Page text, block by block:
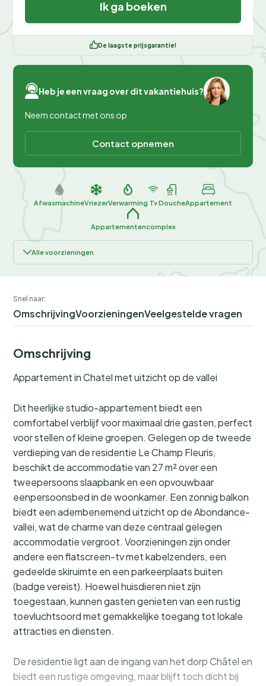
Ik ga boeken
De laagste prijsgarantie!
Heb je een vraag over dit vakantiehuis?
Neem contact met ons op
Contact opnemen
AfwasmachineVriezerVerwarming TvDoucheAppartement
Appartementencomplex
Alle voorzieningen
Snel naar:
OmschrijvingVoorzieningenVeelgestelde vragen
Omschrijving
Appartement in Chatel met uitzicht op de vallei
Dit heerlijke studio-appartement biedt een
comfortabel verblijf voor maximaal drie gasten, perfect
voor stellen of kleine groepen. Gelegen op de tweede
verdieping van de residentie Le Champ Fleuris,
beschikt de accommodatie van 27 m² over een
tweepersoons slaapbank en een opvouwbaar
eenpersoonsbed in de woonkamer. Een zonnig balkon
biedt een adembenemend uitzicht op de Abondance-
vallei, wat de charme van deze centraal gelegen
accommodatie vergroot. Voorzieningen zijn onder
andere een flatscreen-tv met kabelzenders, een
gedeelde skiruimte en een parkeerplaats buiten
(badge vereist). Hoewel huisdieren niet zijn
toegestaan, kunnen gasten genieten van een rustig
toevluchtsoord met gemakkelijke toegang tot lokale
attracties en diensten.
De residentie ligt aan de ingang van het dorp Châtel en
biedt een rustige omgeving, maar blijft toch dicht bij